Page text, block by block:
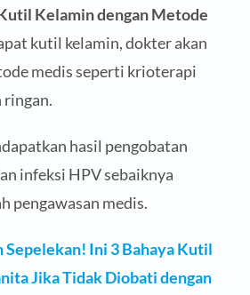
Kelamin dengan Metode
kutil kelamin, dokter akan
medis seperti krioterapi
ringan.
hasil pengobatan
infeksi HPV sebaiknya
pengawasan medis.
Sepelekan! Ini 3 Bahaya Kutil
Jika Tidak Diobati dengan